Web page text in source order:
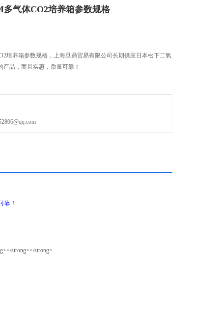
气体CO2培养箱参数规格
培养箱参数规格，上海旦鼎贸易有限公司长期供应日本松下二氧
品，而且实惠，质量可靠！​
靠！​